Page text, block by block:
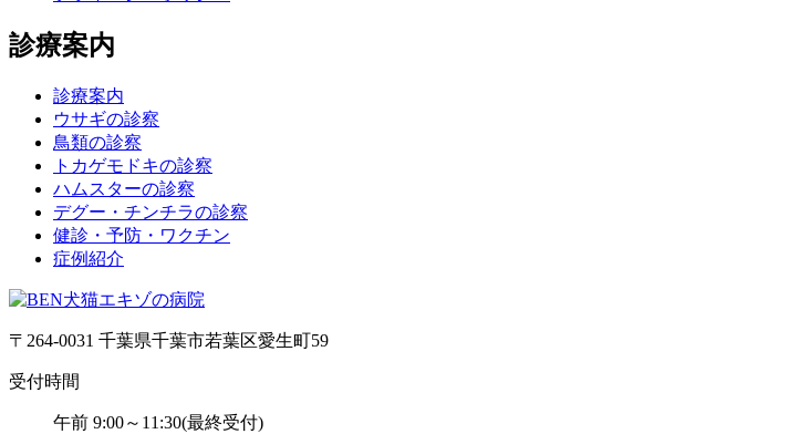
診療案内
診療案内
ウサギの診察
鳥類の診察
トカゲモドキの診察
ハムスターの診察
デグー・チンチラの診察
健診・予防・ワクチン
症例紹介
〒264-0031 千葉県千葉市若葉区愛生町59
受付時間
午前 9:00～11:30(最終受付)